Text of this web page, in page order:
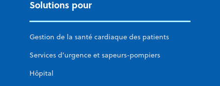
Solutions pour
Gestion de la santé cardiaque des patients
Services d’urgence et sapeurs-pompiers
Hôpital